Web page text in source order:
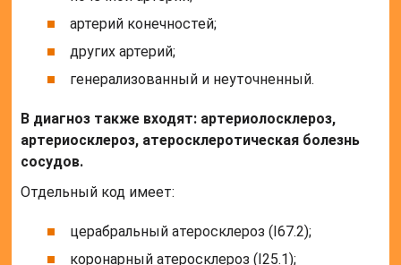
артерий конечностей;
других артерий;
генерализованный и неуточненный.
В диагноз также входят: артериолосклероз,
артериосклероз, атеросклеротическая болезнь
сосудов.
Отдельный код имеет:
церабральный атеросклероз (I67.2);
коронарный атеросклероз (I25.1);